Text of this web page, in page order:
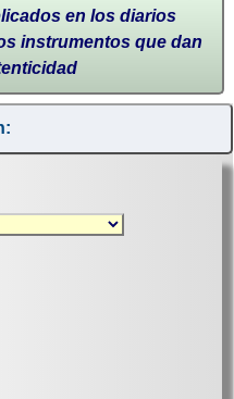
en los diarios
instrumentos que dan